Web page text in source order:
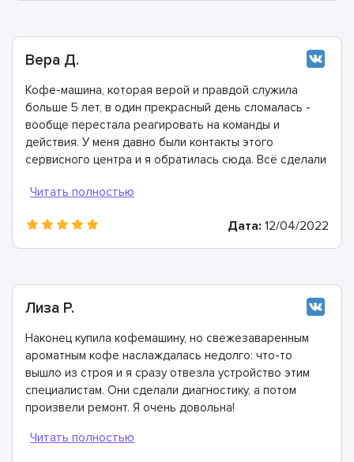
Вера Д.
Кофе-машина, которая верой и правдой служила
больше 5 лет, в один прекрасный день сломалась -
вообще перестала реагировать на команды и
действия. У меня давно были контакты этого
сервисного центра и я обратилась сюда. Всё сделали
Конечно же рекомендую этих мастеров!
Дата: 12/04/2022
Лиза Р.
Наконец купила кофемашину, но свежезаваренным
ароматным кофе наслаждалась недолго: что-то
вышло из строя и я сразу отвезла устройство этим
специалистам. Они сделали диагностику, а потом
произвели ремонт. Я очень довольна!